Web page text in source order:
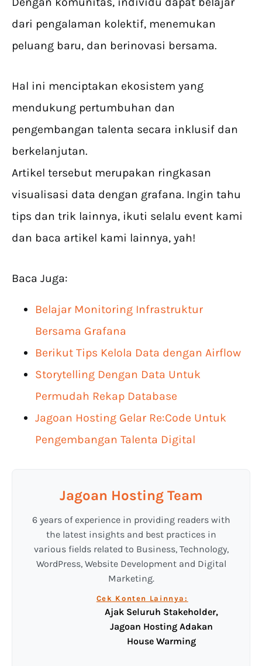
dari pengalaman kolektif, menemukan
peluang baru, dan berinovasi bersama.
Hal ini menciptakan ekosistem yang
mendukung pertumbuhan dan
pengembangan talenta secara inklusif dan
berkelanjutan.
Artikel tersebut merupakan ringkasan
visualisasi data dengan grafana. Ingin tahu
tips dan trik lainnya, ikuti selalu event kami
dan baca artikel kami lainnya, yah!
Baca Juga:
Belajar Monitoring Infrastruktur
Bersama Grafana
Berikut Tips Kelola Data dengan Airflow
Storytelling Dengan Data Untuk
Permudah Rekap Database
Jagoan Hosting Gelar Re:Code Untuk
Pengembangan Talenta Digital
Jagoan Hosting Team
6 years of experience in providing readers with
the latest insights and best practices in
various fields related to Business, Technology,
WordPress, Website Development and Digital
Marketing.
Cek Konten Lainnya:
Ajak Seluruh Stakeholder,
Jagoan Hosting Adakan
House Warming